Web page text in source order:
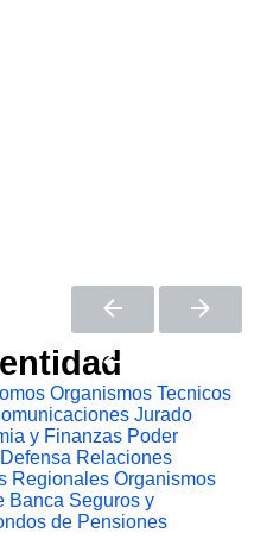
Organismos Tecnicos
Jurado
y Finanzas Poder
Defensa Relaciones
Regionales Organismos
Banca Seguros y
de Pensiones